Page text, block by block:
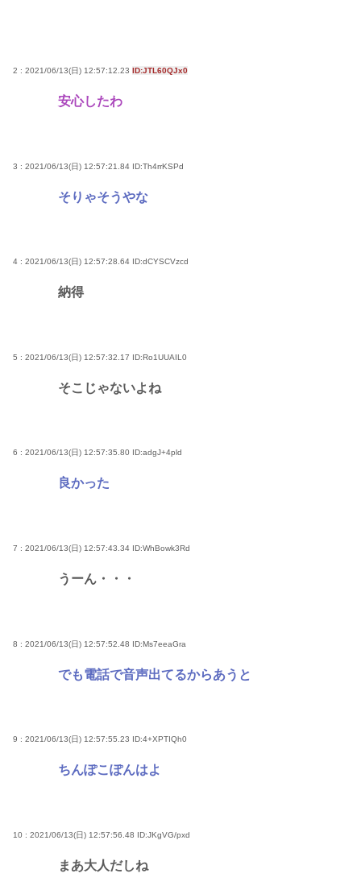
2 : 2021/06/13(日) 12:57:12.23 ID:JTL60QJx0
安心したわ
3 : 2021/06/13(日) 12:57:21.84 ID:Th4rrKSPd
そりゃそうやな
4 : 2021/06/13(日) 12:57:28.64 ID:dCYSCVzcd
納得
5 : 2021/06/13(日) 12:57:32.17 ID:Ro1UUAIL0
そこじゃないよね
6 : 2021/06/13(日) 12:57:35.80 ID:adgJ+4pld
良かった
7 : 2021/06/13(日) 12:57:43.34 ID:WhBowk3Rd
うーん・・・
8 : 2021/06/13(日) 12:57:52.48 ID:Ms7eeaGra
でも電話で音声出てるからあうと
9 : 2021/06/13(日) 12:57:55.23 ID:4+XPTIQh0
ちんぽこぽんはよ
10 : 2021/06/13(日) 12:57:56.48 ID:JKgVG/pxd
まあ大人だしね